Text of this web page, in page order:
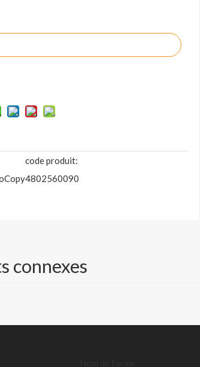
code produit:
4802560090
une excellente qualité, une livraison
connexes